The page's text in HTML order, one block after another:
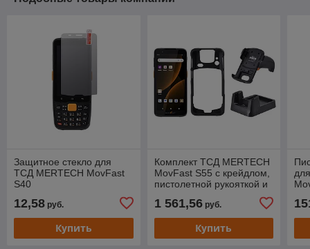
Защитное стекло для
ТСД MERTECH MovFast
S40
12,58 руб.
Купить
Комплект ТСД MERTECH
MovFast S55 с крейдлом,
пистолетной рукояткой и
1 561,56руб.
Купить